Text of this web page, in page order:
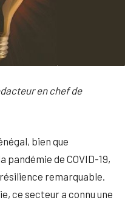
en chef de
bien que
de COVID-19,
remarquable.
ce secteur a connu une